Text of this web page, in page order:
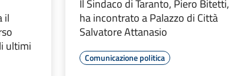
il
ultimi
Il Sindaco di Taranto, Piero Bitetti,
ha incontrato a Palazzo di Città
Salvatore Attanasio
Comunicazione politica